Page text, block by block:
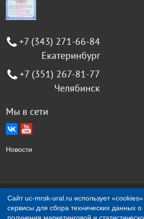
+7 (343) 271-66-84
Екатеринбург
+7 (351) 267-81-77
Челябинск
Мы в сети
Новости
Создание сайта Jellyweb
Сайт uc-mrsk-ural.ru использует «cookies»
сервисы для сбора технических данных о